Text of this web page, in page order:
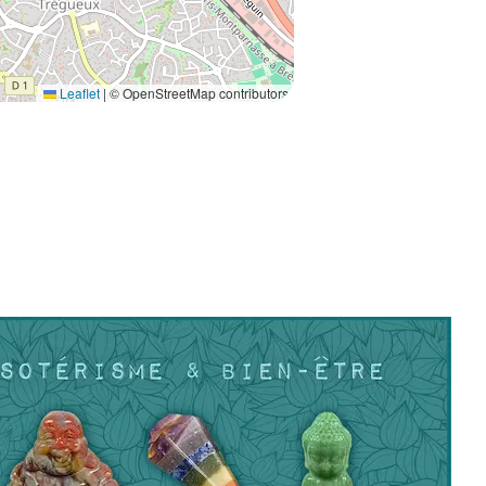
Leaflet| © OpenStreetMap contributors